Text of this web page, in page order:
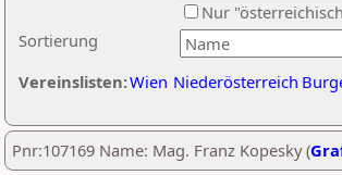
Sortierung
Nur
Vereinslisten:Wien Niederösterreich
Pnr:107169 Name: Mag. Franz Kopesky (